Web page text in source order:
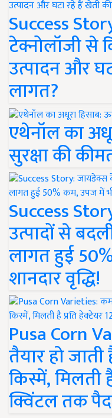
Success
टेक्नोलॉजी से
उत्पादन और
लागत?
एथेनॉल का
सुरक्षा की
Success
उत्पादों से
लागत हुई
शानदार वृद्धि!
Pusa Corn
तैयार हो
किस्में, मिलती
क्विंटल तक